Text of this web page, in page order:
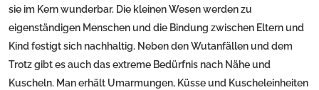
sie im Kern wunderbar. Die kleinen Wesen werden zu
eigenständigen Menschen und die Bindung zwischen Eltern und
Kind festigt sich nachhaltig. Neben den Wutanfällen und dem
Trotz gibt es auch das extreme Bedürfnis nach Nähe und
Kuscheln. Man erhält Umarmungen, Küsse und Kuscheleinheiten